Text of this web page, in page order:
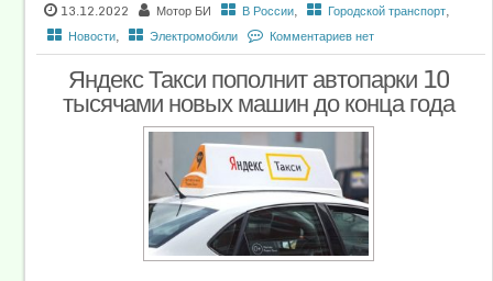
13.12.2022 Мотор БИ В России, Городской транспорт,
Новости, Электромобили Комментариев нет
Яндекс Такси пополнит автопарки 10
тысячами новых машин до конца года